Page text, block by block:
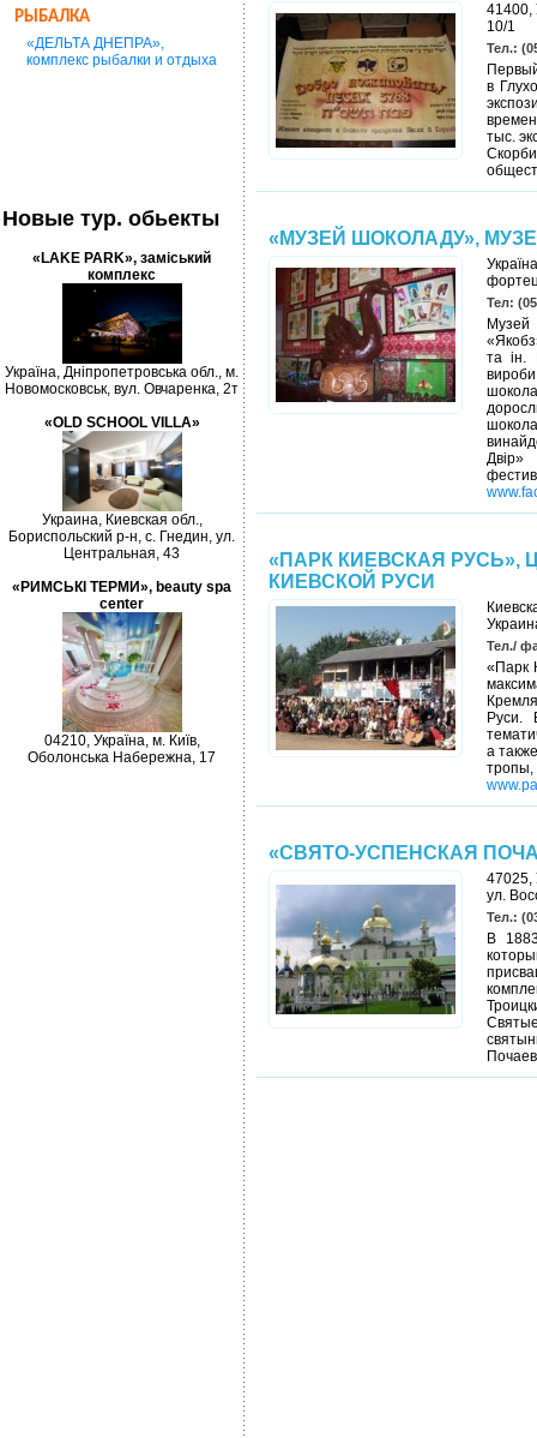
РЫБАЛКА
«ДЕЛЬТА ДНЕПРА»,
комплекс рыбалки и отдыха
Новые тур. обьекты
«LAKE PARK», заміський
комплекс
Україна, Дніпропетровська обл., м.
Новомосковськ, вул. Овчаренка, 2т
«OLD SCHOOL VILLA»
Украина, Киевская обл.,
Бориспольский р-н, с. Гнедин, ул.
Центральная, 43
«РИМСЬКІ ТЕРМИ», beauty spa
center
04210, Україна, м. Київ,
Оболонська Набережна, 17
41400,
10/1
Тел.:
в
тыс.
«МУЗЕЙ ШОКОЛАДУ»,
Тел:
та ін.
Двір»
«ПАРК КИЕВСКАЯ РУСЬ»,
КИЕВСКОЙ РУСИ
Тел./
«Парк
Руси.
а
«СВЯТО-УСПЕНСКАЯ
47025,
ул.
Тел.:
В